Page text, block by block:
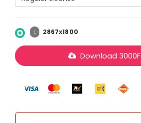
L 2867x1800
Download 3000